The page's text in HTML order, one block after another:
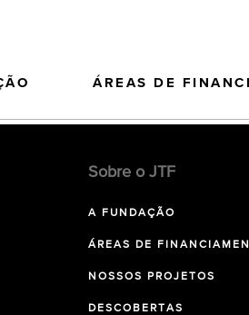
ÁREAS DE
Sobre o JTF
A FUNDAÇÃO
ÁREAS DE
NOSSOS PROJETOS
DESCOBERTAS